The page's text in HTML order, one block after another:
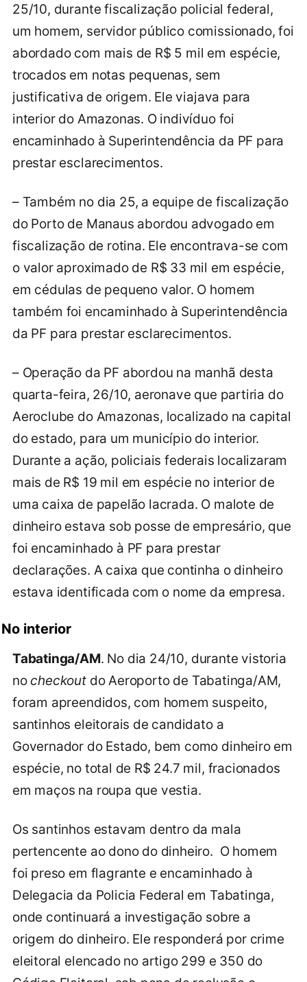
25/10, durante fiscalização policial federal,
um homem, servidor público comissionado, foi
abordado com mais de R$ 5 mil em espécie,
trocados em notas pequenas, sem
justificativa de origem. Ele viajava para
interior do Amazonas. O indivíduo foi
encaminhado à Superintendência da PF para
prestar esclarecimentos.
– Também no dia 25, a equipe de fiscalização
do Porto de Manaus abordou advogado em
fiscalização de rotina. Ele encontrava-se com
o valor aproximado de R$ 33 mil em espécie,
em cédulas de pequeno valor. O homem
também foi encaminhado à Superintendência
da PF para prestar esclarecimentos.
– Operação da PF abordou na manhã desta
quarta-feira, 26/10, aeronave que partiria do
Aeroclube do Amazonas, localizado na capital
do estado, para um município do interior.
Durante a ação, policiais federais localizaram
mais de R$ 19 mil em espécie no interior de
uma caixa de papelão lacrada. O malote de
dinheiro estava sob posse de empresário, que
foi encaminhado à PF para prestar
declarações. A caixa que continha o dinheiro
estava identificada com o nome da empresa.
No interior
Tabatinga/AM. No dia 24/10, durante vistoria
no checkoutdo Aeroporto de Tabatinga/AM,
foram apreendidos, com homem suspeito,
santinhos eleitorais de candidato a
Governador do Estado, bem como dinheiro em
espécie, no total de R$ 24.7 mil, fracionados
em maços na roupa que vestia.
Os santinhos estavam dentro da mala
pertencente ao dono do dinheiro. O homem
foi preso em flagrante e encaminhado à
Delegacia da Policia Federal em Tabatinga,
onde continuará a investigação sobre a
origem do dinheiro. Ele responderá por crime
eleitoral elencado no artigo 299 e 350 do